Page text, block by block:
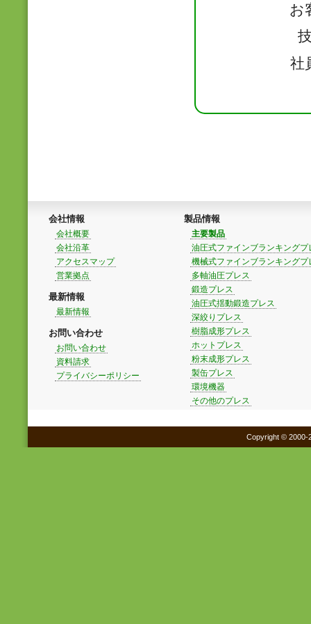
お
社
会社情報
会社概要
会社沿革
アクセスマップ
営業拠点
最新情報
最新情報
お問い合わせ
お問い合わせ
資料請求
プライバシーポリシー
製品情報
主要製品
油圧式ファインブランキングプ
機械式ファインブランキングプ
多軸油圧プレス
鍛造プレス
油圧式揺動鍛造プレス
深絞りプレス
樹脂成形プレス
ホットプレス
粉末成形プレス
製缶プレス
環境機器
その他のプレス
Copyright © 2000-